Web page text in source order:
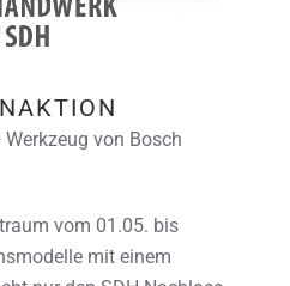
von Bosch
vom 01.05. bis
mit einem